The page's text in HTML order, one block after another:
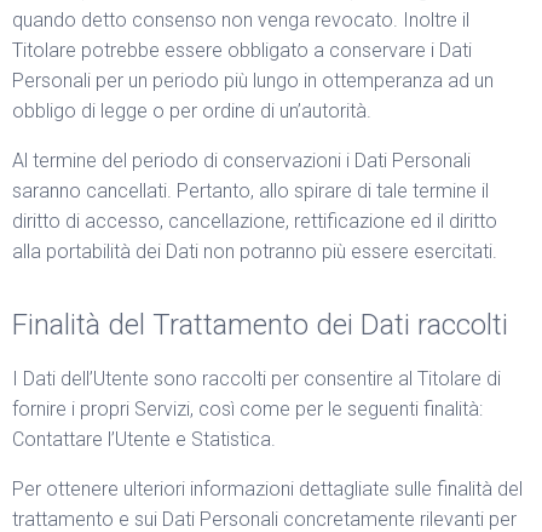
quando detto consenso non venga revocato. Inoltre il
Titolare potrebbe essere obbligato a conservare i Dati
Personali per un periodo più lungo in ottemperanza ad un
obbligo di legge o per ordine di un’autorità.
Al termine del periodo di conservazioni i Dati Personali
saranno cancellati. Pertanto, allo spirare di tale termine il
diritto di accesso, cancellazione, rettificazione ed il diritto
alla portabilità dei Dati non potranno più essere esercitati.
Finalità del Trattamento dei Dati raccolti
I Dati dell’Utente sono raccolti per consentire al Titolare di
fornire i propri Servizi, così come per le seguenti finalità:
Contattare l’Utente e Statistica.
Per ottenere ulteriori informazioni dettagliate sulle finalità del
trattamento e sui Dati Personali concretamente rilevanti per